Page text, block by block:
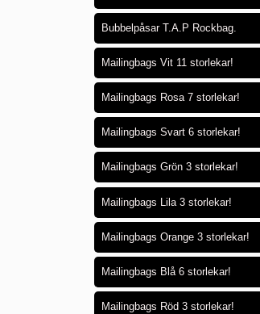
Bubbelpåsar T.A.P Rockbag.
Mailingbags Vit 11 storlekar!
Mailingbags Rosa 7 storlekar!
Mailingbags Svart 6 storlekar!
Mailingbags Grön 3 storlekar!
Mailingbags Lila 3 storlekar!
Mailingbags Orange 3 storlekar!
Mailingbags Blå 6 storlekar!
Mailingbags Röd 3 storlekar!